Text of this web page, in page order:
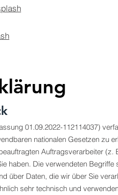
01.09.2022-112114037)
nationalen Gesetzen zu
Auftragsverarbeiter
haben. Die verwendeten
über Daten, die wir über Sie
sehr technisch und